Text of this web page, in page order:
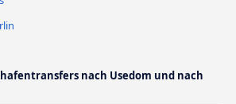
nach Usedom und nach